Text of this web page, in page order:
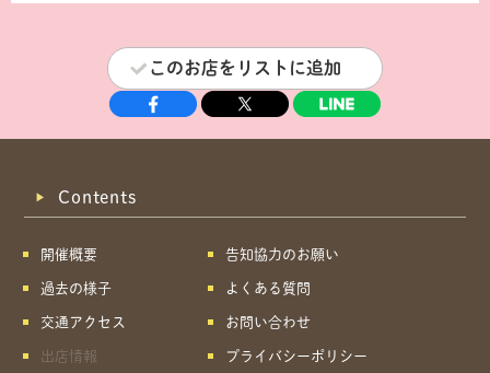
このお店をリストに追加
Contents
開催概要
過去の様子
交通アクセス
出店情報
告知協力のお願い
よくある質問
お問い合わせ
プライバシーポリシー